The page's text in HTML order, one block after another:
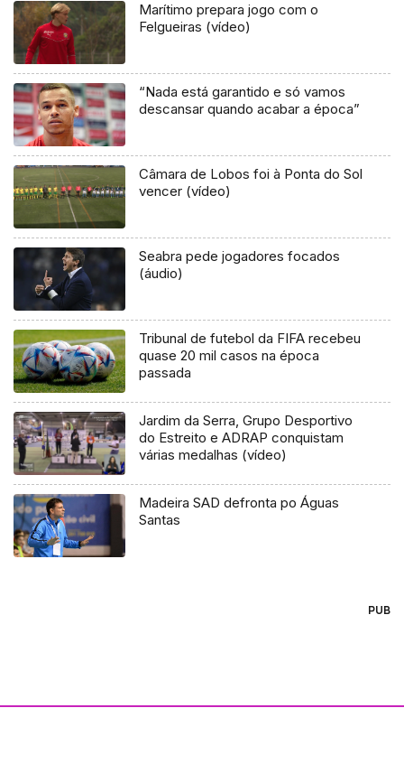
Marítimo prepara jogo com o
Felgueiras (vídeo)
“Nada está garantido e só vamos
descansar quando acabar a época”
Câmara de Lobos foi à Ponta do Sol
vencer (vídeo)
Seabra pede jogadores focados
(áudio)
Tribunal de futebol da FIFA recebeu
quase 20 mil casos na época
passada
Jardim da Serra, Grupo Desportivo
do Estreito e ADRAP conquistam
várias medalhas (vídeo)
Madeira SAD defronta po Águas
Santas
PUB